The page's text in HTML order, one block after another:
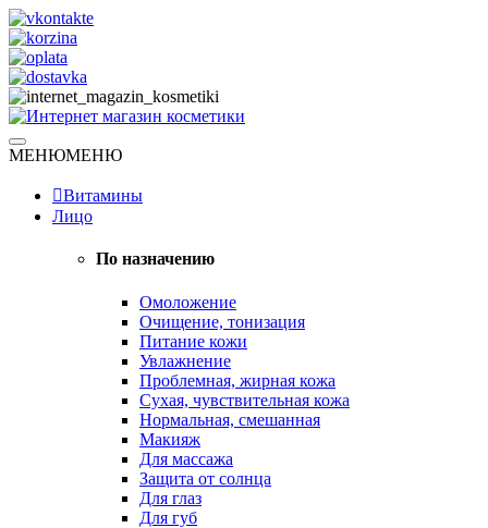
Skip
to
content
Интернет магазин косметики
Натуральная косметика
МЕНЮМЕНЮ
Витамины
Лицо
По назначению
Омоложение
Очищение, тонизация
Питание кожи
Увлажнение
Проблемная, жирная кожа
Сухая, чувствительная кожа
Нормальная, смешанная
Макияж
Для массажа
Защита от солнца
Для глаз
Для губ